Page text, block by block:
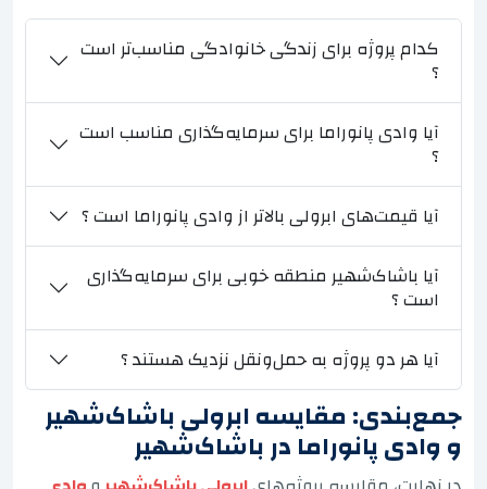
کدام پروژه برای زندگی خانوادگی مناسب‌تر است
؟
آیا وادی پانوراما برای سرمایه‌گذاری مناسب است
؟
آیا قیمت‌های ابرولی بالاتر از وادی پانوراما است ؟
آیا باشاک‌شهیر منطقه خوبی برای سرمایه‌گذاری
است ؟
آیا هر دو پروژه به حمل‌ونقل نزدیک هستند ؟
جمع‌بندی: مقایسه ابرولی باشاک‌شهیر
و وادی پانوراما در باشاک‌شهیر